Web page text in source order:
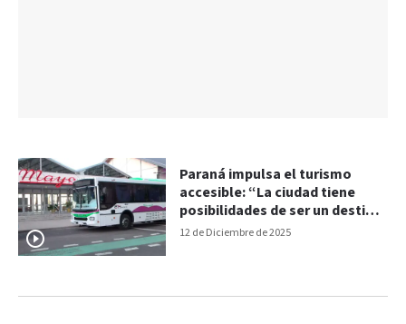
12 de Diciembre de 2025
Paraná impulsa el turismo
accesible: “La ciudad tiene
posibilidades de ser un destino
inclusivo”